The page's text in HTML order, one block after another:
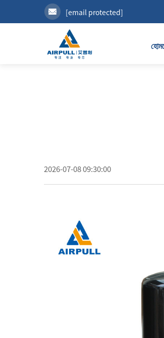
[email protected]
2026-07-08 09:30:00